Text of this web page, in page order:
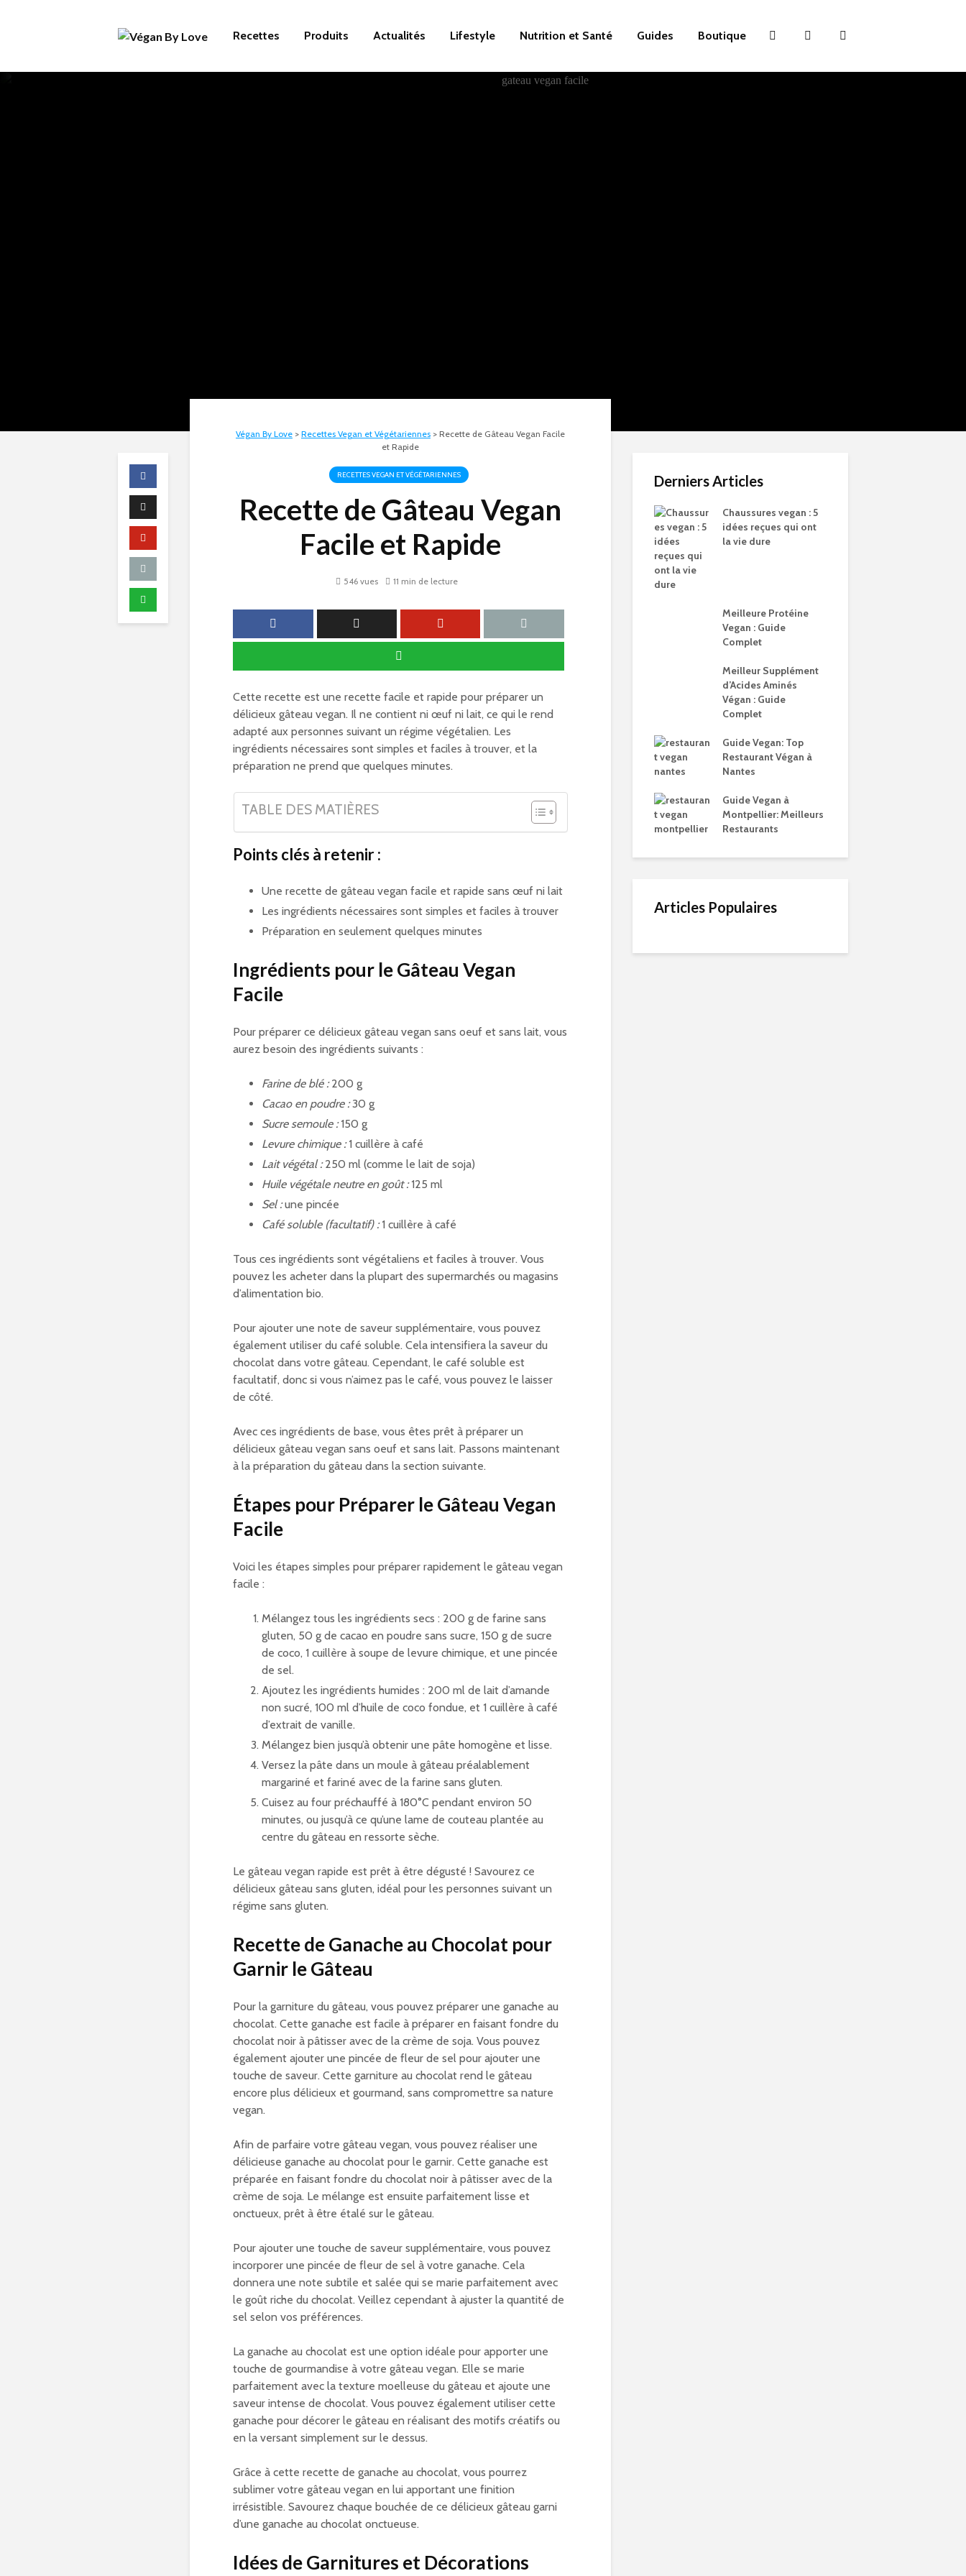
Recettes Produits Actualités Lifestyle Nutrition et Santé Guides Boutique
Végan By Love > Recettes Vegan et Végétariennes > Recette de Gâteau Vegan Facile
et Rapide
RECETTES VEGAN ET VÉGÉTARIENNES
Recette de Gâteau Vegan
Facile et Rapide
546 vues 11 min de lecture
Cette recette est une recette facile et rapide pour préparer un
délicieux gâteau vegan. Il ne contient ni œuf ni lait, ce qui le rend
adapté aux personnes suivant un régime végétalien. Les
ingrédients nécessaires sont simples et faciles à trouver, et la
préparation ne prend que quelques minutes.
TABLE DES MATIÈRES
Points clés à retenir :
Une recette de gâteau vegan facile et rapide sans œuf ni lait
Les ingrédients nécessaires sont simples et faciles à trouver
Préparation en seulement quelques minutes
Ingrédients pour le Gâteau Vegan
Facile
Pour préparer ce délicieux gâteau vegan sans oeuf et sans lait, vous
aurez besoin des ingrédients suivants :
Farine de blé :200 g
Cacao en poudre :30 g
Sucre semoule :150 g
Levure chimique :1 cuillère à café
Lait végétal :250 ml (comme le lait de soja)
Huile végétale neutre en goût :125 ml
Sel :une pincée
Café soluble (facultatif) :1 cuillère à café
Tous ces ingrédients sont végétaliens et faciles à trouver. Vous
pouvez les acheter dans la plupart des supermarchés ou magasins
d’alimentation bio.
Pour ajouter une note de saveur supplémentaire, vous pouvez
également utiliser du café soluble. Cela intensifiera la saveur du
chocolat dans votre gâteau. Cependant, le café soluble est
facultatif, donc si vous n’aimez pas le café, vous pouvez le laisser
de côté.
Avec ces ingrédients de base, vous êtes prêt à préparer un
délicieux gâteau vegan sans oeuf et sans lait. Passons maintenant
à la préparation du gâteau dans la section suivante.
Étapes pour Préparer le Gâteau Vegan
Facile
Voici les étapes simples pour préparer rapidement le gâteau vegan
facile :
Mélangez tous les ingrédients secs : 200 g de farine sans
gluten, 50 g de cacao en poudre sans sucre, 150 g de sucre
de coco, 1 cuillère à soupe de levure chimique, et une pincée
de sel.
Ajoutez les ingrédients humides : 200 ml de lait d’amande
non sucré, 100 ml d’huile de coco fondue, et 1 cuillère à café
d’extrait de vanille.
Mélangez bien jusqu’à obtenir une pâte homogène et lisse.
Versez la pâte dans un moule à gâteau préalablement
margariné et fariné avec de la farine sans gluten.
Cuisez au four préchauffé à 180°C pendant environ 50
minutes, ou jusqu’à ce qu’une lame de couteau plantée au
centre du gâteau en ressorte sèche.
Le gâteau vegan rapide est prêt à être dégusté ! Savourez ce
délicieux gâteau sans gluten, idéal pour les personnes suivant un
régime sans gluten.
Recette de Ganache au Chocolat pour
Garnir le Gâteau
Pour la garniture du gâteau, vous pouvez préparer une ganache au
chocolat. Cette ganache est facile à préparer en faisant fondre du
chocolat noir à pâtisser avec de la crème de soja. Vous pouvez
également ajouter une pincée de fleur de sel pour ajouter une
touche de saveur. Cette garniture au chocolat rend le gâteau
encore plus délicieux et gourmand, sans compromettre sa nature
vegan.
Afin de parfaire votre gâteau vegan, vous pouvez réaliser une
délicieuse ganache au chocolat pour le garnir. Cette ganache est
préparée en faisant fondre du chocolat noir à pâtisser avec de la
crème de soja. Le mélange est ensuite parfaitement lisse et
onctueux, prêt à être étalé sur le gâteau.
Pour ajouter une touche de saveur supplémentaire, vous pouvez
incorporer une pincée de fleur de sel à votre ganache. Cela
donnera une note subtile et salée qui se marie parfaitement avec
le goût riche du chocolat. Veillez cependant à ajuster la quantité de
sel selon vos préférences.
La ganache au chocolat est une option idéale pour apporter une
touche de gourmandise à votre gâteau vegan. Elle se marie
parfaitement avec la texture moelleuse du gâteau et ajoute une
saveur intense de chocolat. Vous pouvez également utiliser cette
ganache pour décorer le gâteau en réalisant des motifs créatifs ou
en la versant simplement sur le dessus.
Grâce à cette recette de ganache au chocolat, vous pourrez
sublimer votre gâteau vegan en lui apportant une finition
irrésistible. Savourez chaque bouchée de ce délicieux gâteau garni
d’une ganache au chocolat onctueuse.
Idées de Garnitures et Décorations
Derniers Articles
Chaussures vegan : 5
idées reçues qui ont
la vie dure
Meilleure Protéine
Vegan : Guide
Complet
Meilleur Supplément
d’Acides Aminés
Végan : Guide
Complet
Guide Vegan: Top
Restaurant Végan à
Nantes
Guide Vegan à
Montpellier: Meilleurs
Restaurants
Articles Populaires